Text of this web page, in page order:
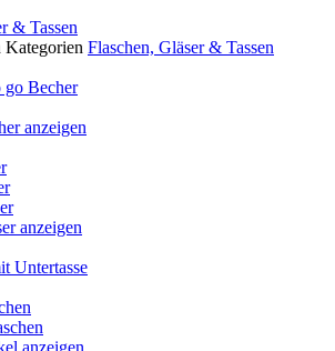
& Tassen
Kategorien Flaschen, Gläser & Tassen
go Becher
anzeigen
anzeigen
Untertasse
anzeigen